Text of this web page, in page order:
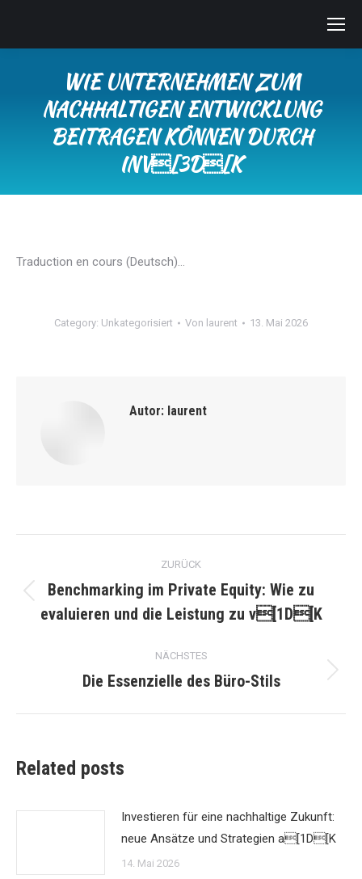
WIE UNTERNEHMEN ZUM
NACHHALTIGEN ENTWICKLUNG
BEITRAGEN KÖNNEN DURCH
INV[3D[K
Traduction en cours (Deutsch)…
Category: Unkategorisiert Von laurent 13. Mai 2026
Autor: laurent
Kommentarnavigation
ZURÜCK
Vorheriger
Beitrag:
Benchmarking im Private Equity: Wie zu
evaluieren und die Leistung zu v[1D[K
NÄCHSTES
Nächster
Die Essenzielle des Büro-Stils
Related posts
Investieren für eine nachhaltige Zukunft:
neue Ansätze und Strategien a[1D[K
14. Mai 2026